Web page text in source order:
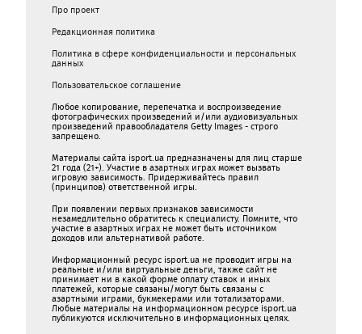
Про проект
Редакционная политика
Политика в сфере конфиденциальности и персональных
данных
Пользовательское соглашение
Любое копирование, перепечатка и воспроизведение
фотографических произведений и/или аудиовизуальных
произведений правообладателя Getty Images - строго
запрещено.
Материалы сайта isport.ua предназначены для лиц старше
21 года (21+). Участие в азартных играх может вызвать
игровую зависимость. Придерживайтесь правил
(принципов) ответственной игры.
При появлении первых признаков зависимости
незамедлительно обратитесь к специалисту. Помните, что
участие в азартных играх не может быть источником
доходов или альтернативой работе.
Информационный ресурс isport.ua не проводит игры на
реальные и/или виртуальные деньги, также сайт не
принимает ни в какой форме oплaту ставок и иных
платежей, которые связаны/могут быть связаны c
азартными игрaми, букмекерами или тотализаторами.
Любые материалы на информационном ресурсе isport.ua
публикуютcя исключительно в информационных целях.